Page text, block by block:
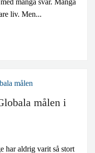
liv. Men...
målen i
har aldrig varit så stort